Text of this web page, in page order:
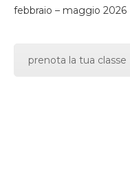
febbraio – maggio 2026
prenota la tua classe